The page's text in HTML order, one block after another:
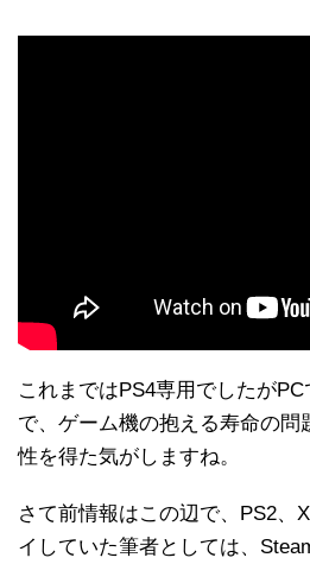
これまではPS4専用でしたが
で、ゲーム機の抱える寿命の問
性を得た気がしますね。
さて前情報はこの辺で、PS2、
イしていた筆者としては、